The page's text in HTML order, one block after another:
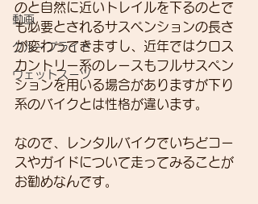
動画
グループライド
ウェットスーツ
のと自然に近いトレイルを下るのとで
も必要とされるサスペンションの長さ
が変わってきますし、近年ではクロス
カントリー系のレースもフルサスペン
ションを用いる場合がありますが下り
系のバイクとは性格が違います。
なので、レンタルバイクでいちどコー
スやガイドについて走ってみることが
お勧めなんです。